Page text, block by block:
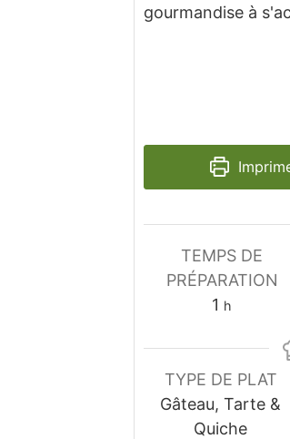
gourmandise à
TEMPS DE
PRÉPARATION
1 heure
h
TYPE DE PLAT
Gâteau, Tarte &
Quiche